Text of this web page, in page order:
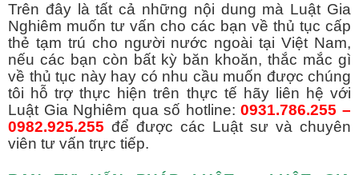
Trên đây là tất cả những nội dung mà Luật Gia
Nghiêm muốn tư vấn cho các bạn về thủ tục cấp
thẻ tạm trú cho người nước ngoài tại Việt Nam,
nếu các bạn còn bất kỳ băn khoăn, thắc mắc gì
về thủ tục này hay có nhu cầu muốn được chúng
tôi hỗ trợ thực hiện trên thực tế hãy liên hệ với
Luật Gia Nghiêm qua số hotline:0931.786.255 –
0982.925.255 để được các Luật sư và chuyên
viên tư vấn trực tiếp.